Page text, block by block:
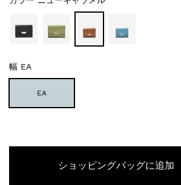
幅 EA
EA
ショッピングバッグに追加